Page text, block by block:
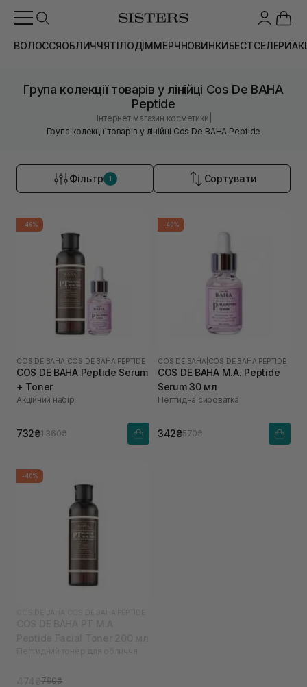
ВОЛОССЯОБЛИЧЧЯТІЛОДІММЕРЧНОВИНКИБЕСТСЕЛЕРИ
Група колекції товарів у лінійці Cos De BAHA
Peptide
Інтернет магазин косметики
Група колекції товарів у лінійці Cos De BAHA Peptide
Фільтр 1 Сортувати
-46%
COS DE BAHA COS DE BAHA PEPTIDE
COS DE BAHA Peptide Serum
+ Toner
Акційний набір
732₴1 360₴
-40%
COS DE BAHA COS DE BAHA PEPTIDE
COS DE BAHA M.A. Peptide
Serum 30 мл
Пептидна сироватка
342₴570₴
-40%
790₴